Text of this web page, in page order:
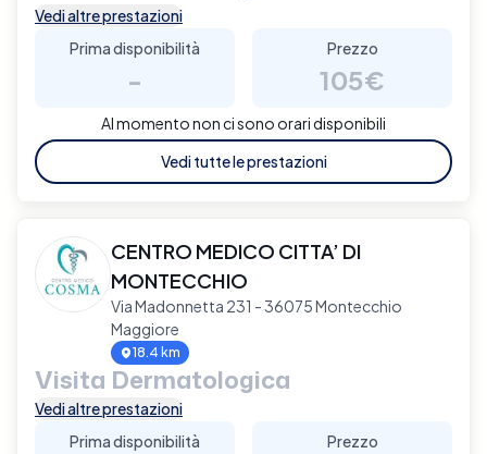
Vedi altre prestazioni
Prima disponibilità
-
Prezzo
105€
Al momento non ci sono orari disponibili
Vedi tutte le prestazioni
CENTRO MEDICO CITTA’ DI
MONTECCHIO
Via Madonnetta 231 - 36075 Montecchio
Maggiore
18.4 km
Visita Dermatologica
Vedi altre prestazioni
Prima disponibilità
Prezzo